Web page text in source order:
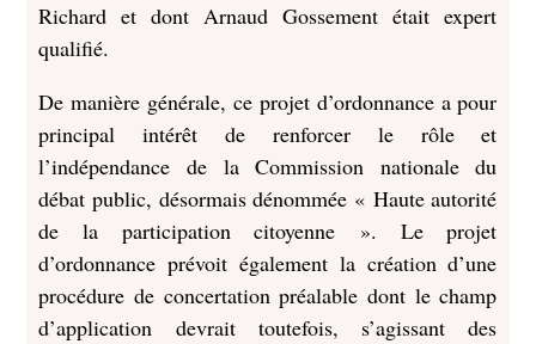
Richard et dont Arnaud Gossement était expert
qualifié.
De manière générale, ce projet d’ordonnance a pour
principal intérêt de renforcer le rôle et
l’indépendance de la Commission nationale du
débat public, désormais dénommée « Haute autorité
de la participation citoyenne ». Le projet
d’ordonnance prévoit également la création d’une
procédure de concertation préalable dont le champ
d’application devrait toutefois, s’agissant des